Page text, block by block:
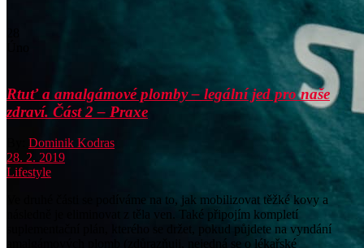
Rtuť a amalgámové plomby – legální jed pro naše
zdraví. Část 2 – Praxe
Dominik Kodras
28. 2. 2019
Lifestyle
Ve druhé části se podíváme na to, jak mobilizovat těžké kovy a
následně je eliminovat z těla ven. Také připojím kompletí
suplementační plán, kterého se držet, pokud půjdete na vyndání
amalgámových plomb (zdůrazňuji, nejedná se o lékařské